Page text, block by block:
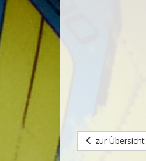
zur Übersicht